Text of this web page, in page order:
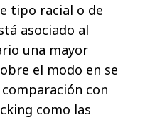
tipo racial o de
asociado al
una mayor
el modo en se
con
como las